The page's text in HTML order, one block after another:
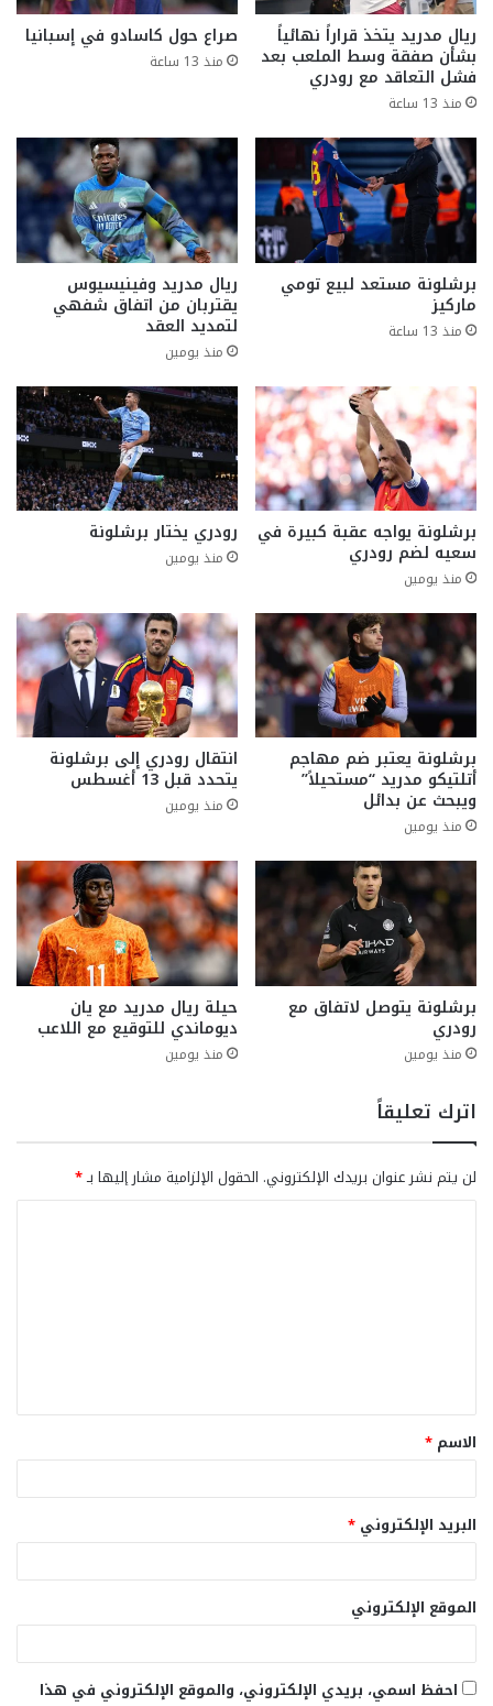
ريال مدريد يتخذ قراراً نهائياً
بشأن صفقة وسط الملعب بعد
فشل التعاقد مع رودري
منذ 13 ساعة
صراع حول كاسادو في إسبانيا
منذ 13 ساعة
برشلونة مستعد لبيع تومي
ماركيز
منذ 13 ساعة
ريال مدريد وفينيسيوس
يقتربان من اتفاق شفهي
لتمديد العقد
منذ يومين
برشلونة يواجه عقبة كبيرة في
سعيه لضم رودري
منذ يومين
رودري يختار برشلونة
منذ يومين
برشلونة يعتبر ضم مهاجم
أتلتيكو مدريد “مستحيلاً”
ويبحث عن بدائل
منذ يومين
انتقال رودري إلى برشلونة
يتحدد قبل 13 أغسطس
منذ يومين
برشلونة يتوصل لاتفاق مع
رودري
منذ يومين
حيلة ريال مدريد مع يان
ديوماندي للتوقيع مع اللاعب
منذ يومين
اترك تعليقاً
لن يتم نشر عنوان بريدك الإلكتروني. الحقول الإلزامية مشار إليها بـ*
ق
*
الاسم *
البريد الإلكتروني *
الموقع الإلكتروني
احفظ اسمي، بريدي الإلكتروني، والموقع الإلكتروني في هذا